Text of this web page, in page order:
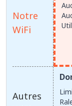
Notre
WiFi
Autres